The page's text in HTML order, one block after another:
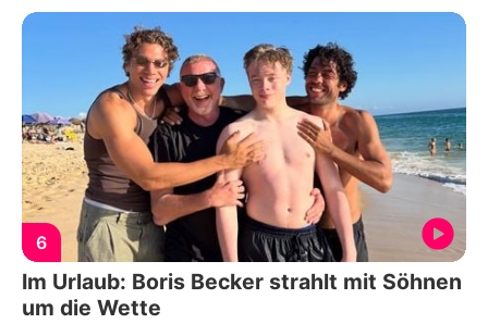
6
Im Urlaub: Boris Becker strahlt mit Söhnen
um die Wette